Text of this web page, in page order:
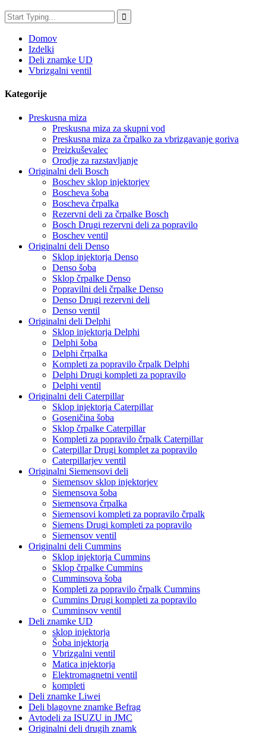
Domov
Izdelki
Deli znamke UD
Vbrizgalni ventil
Kategorije
Preskusna miza
Preskusna miza za skupni vod
Preskusna miza za črpalko za vbrizgavanje goriva
Preizkuševalec
Orodje za razstavljanje
Originalni deli Bosch
Boschev sklop injektorjev
Boscheva šoba
Boscheva črpalka
Rezervni deli za črpalke Bosch
Bosch Drugi rezervni deli za popravilo
Boschev ventil
Originalni deli Denso
Sklop injektorja Denso
Denso šoba
Sklop črpalke Denso
Popravilni deli črpalke Denso
Denso Drugi rezervni deli
Denso ventil
Originalni deli Delphi
Sklop injektorja Delphi
Delphi šoba
Delphi črpalka
Kompleti za popravilo črpalk Delphi
Delphi Drugi kompleti za popravilo
Delphi ventil
Originalni deli Caterpillar
Sklop injektorja Caterpillar
Goseničina šoba
Sklop črpalke Caterpillar
Kompleti za popravilo črpalk Caterpillar
Caterpillar Drugi komplet za popravilo
Caterpillarjev ventil
Originalni Siemensovi deli
Siemensov sklop injektorjev
Siemensova šoba
Siemensova črpalka
Siemensovi kompleti za popravilo črpalk
Siemens Drugi kompleti za popravilo
Siemensov ventil
Originalni deli Cummins
Sklop injektorja Cummins
Sklop črpalke Cummins
Cumminsova šoba
Kompleti za popravilo črpalk Cummins
Cummins Drugi kompleti za popravilo
Cumminsov ventil
Deli znamke UD
sklop injektorja
Šoba injektorja
Vbrizgalni ventil
Matica injektorja
Elektromagnetni ventil
kompleti
Deli znamke Liwei
Deli blagovne znamke Befrag
Avtodeli za ISUZU in JMC
Originalni deli drugih znamk